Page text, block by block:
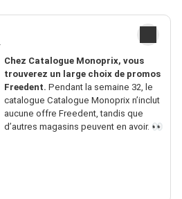
Chez Catalogue Monoprix, vous
trouverez un large choix de promos
Freedent. Pendant la semaine 32, le
catalogue Catalogue Monoprix n’inclut
aucune offre Freedent, tandis que
d’autres magasins peuvent en avoir. 👀